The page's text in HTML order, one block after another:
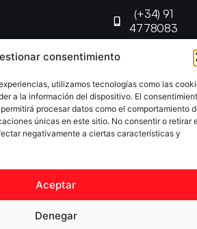
consentimiento
utilizamos tecnologías como las
a la información del dispositivo. El
procesar datos como el comportamiento
únicas en este sitio. No consentir o retirar
negativamente a ciertas características y
Aceptar
Denegar
(+34) 91
4778083
Madrileña de Tenis de Mesa |
porTOOOLS